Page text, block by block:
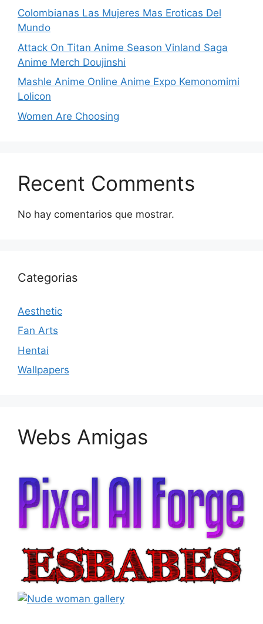
Colombianas Las Mujeres Mas Eroticas Del
Mundo
Attack On Titan Anime Season Vinland Saga
Anime Merch Doujinshi
Mashle Anime Online Anime Expo Kemonomimi
Lolicon
Women Are Choosing
Recent Comments
No hay comentarios que mostrar.
Categorias
Aesthetic
Fan Arts
Hentai
Wallpapers
Webs Amigas